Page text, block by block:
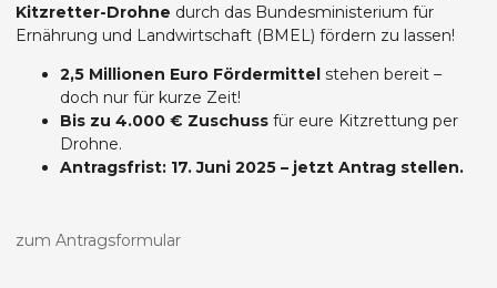
Kitzretter-Drohne durch das Bundesministerium für
Ernährung und Landwirtschaft (BMEL) fördern zu lassen!
2,5 Millionen Euro Fördermittel stehen bereit –
doch nur für kurze Zeit!
Bis zu 4.000 € Zuschuss für eure Kitzrettung per
Drohne.
Antragsfrist: 17. Juni 2025 – jetzt Antrag stellen.
zum Antragsformular